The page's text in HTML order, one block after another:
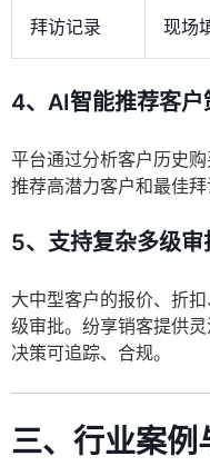
拜访记录 现场
4、AI智能推荐客户
平台通过分析客户历史
推荐高潜力客户和最佳拜
5、支持复杂多级审
大中型客户的报价、折
级审批。纷享销客提供
决策可追踪、合规。
三、行业案例